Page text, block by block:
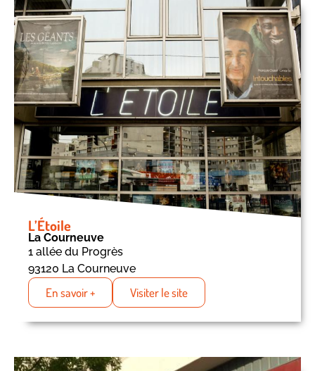
L’Étoile
La Courneuve
1 allée du Progrès
93120 La Courneuve
En savoir + Visiter le site